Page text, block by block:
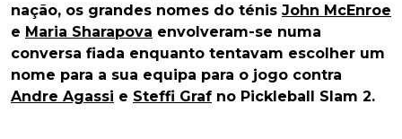
nação, os grandes nomes do ténis John McEnroe
e Maria Sharapova envolveram-se numa
conversa fiada enquanto tentavam escolher um
nome para a sua equipa para o jogo contra
Andre Agassi e Steffi Graf no Pickleball Slam 2.